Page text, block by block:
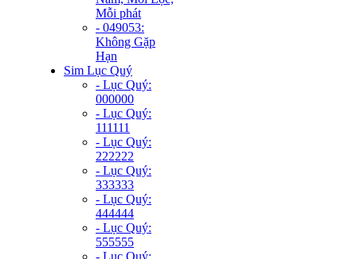
Mỗi phát
- 049053:
Không Gặp
Hạn
Sim Lục Quý
- Lục Quý:
000000
- Lục Quý:
111111
- Lục Quý:
222222
- Lục Quý:
333333
- Lục Quý:
444444
- Lục Quý:
555555
- Lục Quý: